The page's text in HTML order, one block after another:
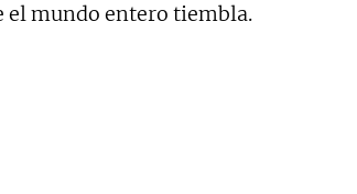
el mundo entero tiembla.